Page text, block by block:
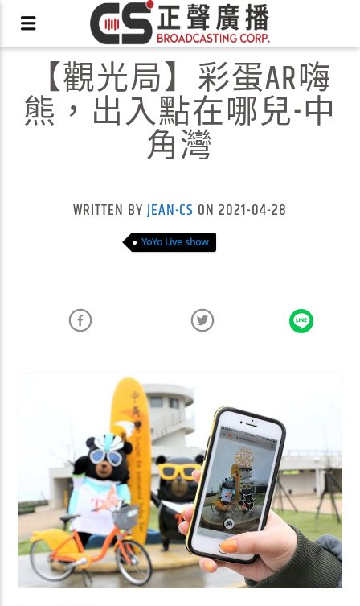
【觀光局】彩蛋AR嗨
熊，出入點在哪兒-中
角灣
WRITTEN BY JEAN-CS ON 2021-04-28
YoYo Live show